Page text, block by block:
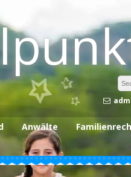
Anwälte